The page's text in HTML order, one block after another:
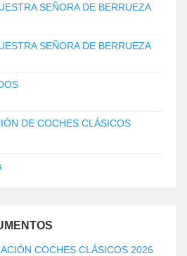
SEÑORA DE BERRUEZA
SEÑORA DE BERRUEZA
DE COCHES CLÁSICOS
COCHES CLÁSICOS 2026